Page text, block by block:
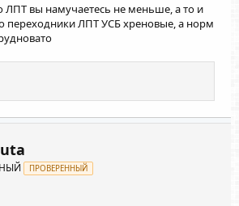
ЛПТ вы намучаетесь не меньше, а то и
переходники ЛПТ УСБ хреновые, а норм
ПРОВЕРЕННЫЙ